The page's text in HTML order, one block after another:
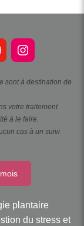
sont à destination de
votre traitement
à le faire.
cas à un suivi
plantaire
du stress et